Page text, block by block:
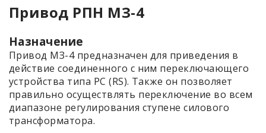
Привод РПН МЗ-4
Назначение
Привод МЗ-4 предназначен для приведения в
действие соединенного с ним переключающего
устройства типа РС (RS). Также он позволяет
правильно осуществлять переключение во всем
диапазоне регулирования ступене силового
трансформатора.